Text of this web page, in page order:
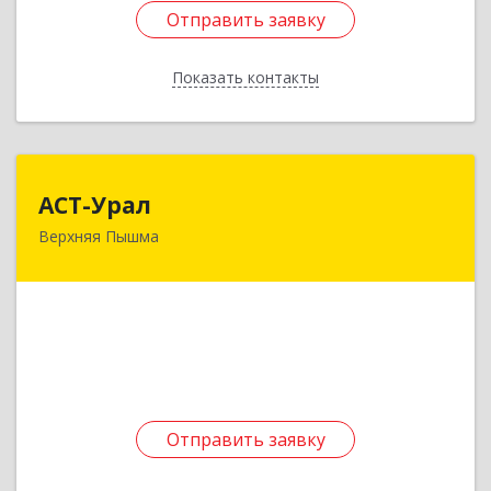
Отправить заявку
Показать контакты
Отправить заявку
Назад
АСТ-Урал
Верхняя Пышма
Отправить заявку
624090, Свердловская обл, Верхняя Пышма г,
Отправить заявку